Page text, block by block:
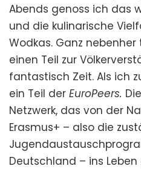
Abends genoss ich das
und die kulinarische
Wodkas. Ganz
einen Teil zur
fantastisch Zeit. Als ich
ein Teil der EuroPeers.
Netzwerk, das von der
Erasmus+ – also die
Deutschland – ins